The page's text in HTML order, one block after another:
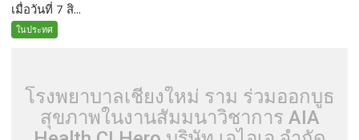
เมื่อวันที่ 7 สิ...
ในประทศ
โรงพยาบาลเชียงใหม่ ราม ร่วมออกบูธ
สุขภาพในงานสัมมนาวิชาการ AIA